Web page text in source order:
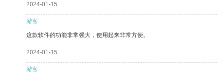
2024-01-15
游客
这款软件的功能非常强大，使用起来非常方便。
2024-01-15
游客